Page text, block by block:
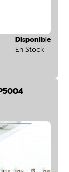
Disponible
En Stock